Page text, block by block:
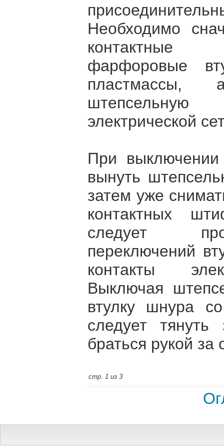
Необходимо
фарфоровые
пластмассы,
электрической
При
вынуть
затем уже
контактных
следует
переключений
контакты
Выключая
втулку шнура
следует
браться рукой за
стр. 1 из 3